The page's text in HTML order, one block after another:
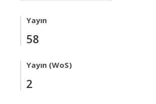
Yayın
58
Yayın (WoS)
2